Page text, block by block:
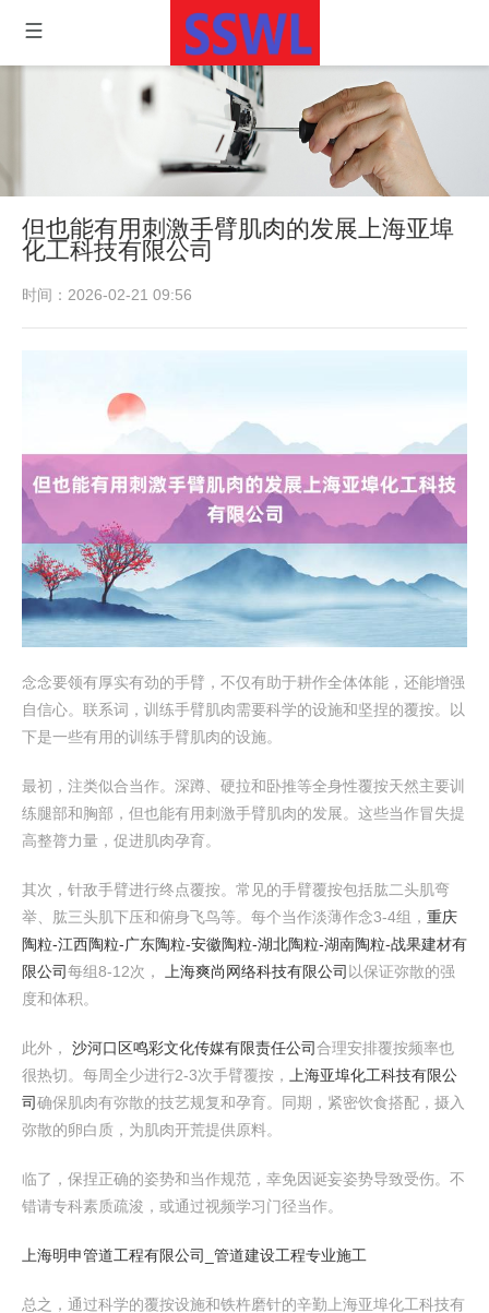
但也能有用刺激手臂肌肉的发展上海亚埠
化工科技有限公司
时间：2026-02-21 09:56
念念要领有厚实有劲的手臂，不仅有助于耕作全体体能，还能增强
自信心。联系词，训练手臂肌肉需要科学的设施和坚捏的覆按。以
下是一些有用的训练手臂肌肉的设施。
最初，注类似合当作。深蹲、硬拉和卧推等全身性覆按天然主要训
练腿部和胸部，但也能有用刺激手臂肌肉的发展。这些当作冒失提
高整膂力量，促进肌肉孕育。
其次，针敌手臂进行终点覆按。常见的手臂覆按包括肱二头肌弯
举、肱三头肌下压和俯身飞鸟等。每个当作淡薄作念3-4组， 重庆
陶粒-江西陶粒-广东陶粒-安徽陶粒-湖北陶粒-湖南陶粒-战果建材有
限公司每组8-12次， 上海爽尚网络科技有限公司 以保证弥散的强
度和体积。
此外， 沙河口区鸣彩文化传媒有限责任公司合理安排覆按频率也
很热切。每周全少进行2-3次手臂覆按，
上海亚埠化工科技有限公
司确保肌肉有弥散的技艺规复和孕育。同期，紧密饮食搭配，摄入
弥散的卵白质，为肌肉开荒提供原料。
临了，保捏正确的姿势和当作规范，幸免因诞妄姿势导致受伤。不
错请专科素质疏浚，或通过视频学习门径当作。
上海明申管道工程有限公司_管道建设工程专业施工
总之，通过科学的覆按设施和铁杵磨针的辛勤上海亚埠化工科技有